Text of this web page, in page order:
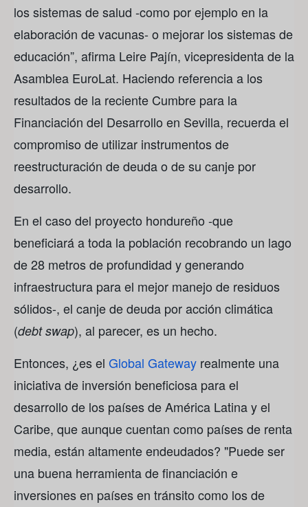
los sistemas de salud -como por ejemplo en la
elaboración de vacunas- o mejorar los sistemas de
educación”, afirma Leire Pajín, vicepresidenta de la
Asamblea EuroLat. Haciendo referencia a los
resultados de la reciente Cumbre para la
Financiación del Desarrollo en Sevilla, recuerda el
compromiso de utilizar instrumentos de
reestructuración de deuda o de su canje por
desarrollo.
En el caso del proyecto hondureño -que
beneficiará a toda la población recobrando un lago
de 28 metros de profundidad y generando
infraestructura para el mejor manejo de residuos
sólidos-, el canje de deuda por acción climática
(debt swap), al parecer, es un hecho.
Entonces, ¿es el Global Gateway realmente una
iniciativa de inversión beneficiosa para el
desarrollo de los países de América Latina y el
Caribe, que aunque cuentan como países de renta
media, están altamente endeudados? "Puede ser
una buena herramienta de financiación e
inversiones en países en tránsito como los de